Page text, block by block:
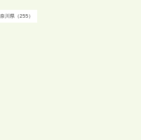
川県（255）